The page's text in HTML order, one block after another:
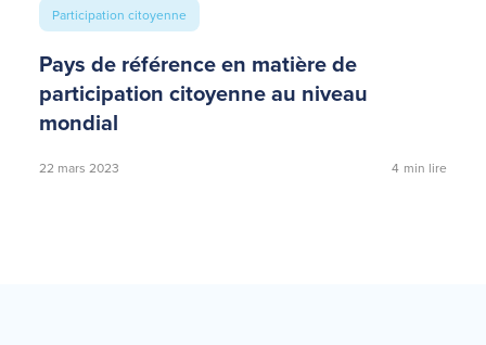
Participation citoyenne
Pays de référence en matière de
participation citoyenne au niveau
mondial
22 mars 2023 4 min lire